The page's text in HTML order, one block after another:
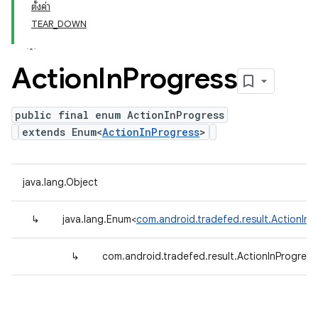
ตั้งค่า
TEAR_DOWN
ActionInProgress
public final enum ActionInProgress
extends Enum<ActionInProgress>
java.lang.Object
↳ java.lang.Enum<
↳ com.android.tradefed.result.ActionInProgress